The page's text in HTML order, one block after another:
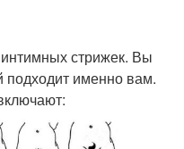
стрижек. Вы
подходит именно вам.